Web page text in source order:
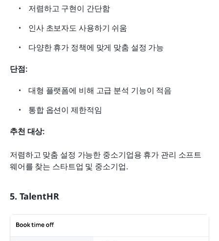
저렴하고 구현이 간단함
인사 초보자도 사용하기 쉬움
다양한 휴가 정책에 맞게 맞춤 설정 가능
단점:
대형 플랫폼에 비해 고급 분석 기능이 적음
통합 옵션이 제한적임
추천 대상:
저렴하고 맞춤 설정 가능한 중소기업용 휴가 관리 소프트
웨어를 찾는 스타트업 및 중소기업.
5. TalentHR